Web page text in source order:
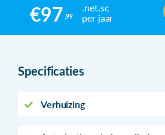
€97 ,99
.net.sc
per jaar
Specificaties
Verhuizing